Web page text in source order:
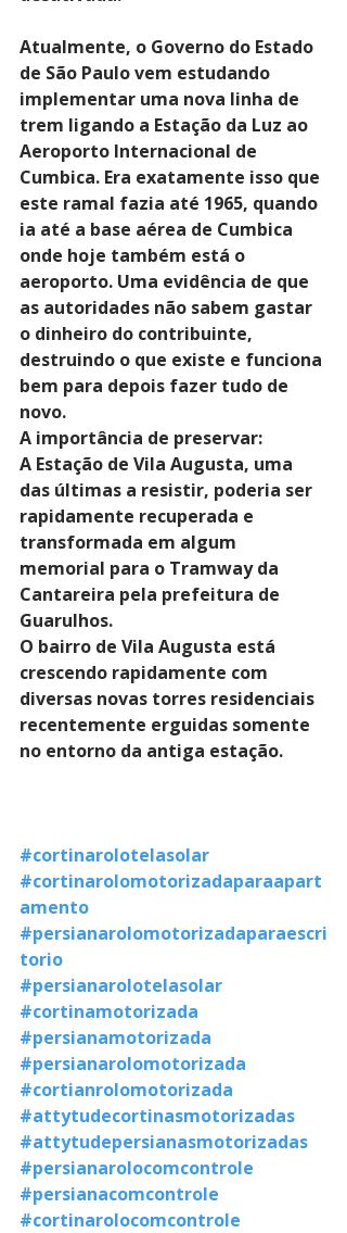
Atualmente, o Governo do Estado
de São Paulo vem estudando
implementar uma nova linha de
trem ligando a Estação da Luz ao
Aeroporto Internacional de
Cumbica. Era exatamente isso que
este ramal fazia até 1965, quando
ia até a base aérea de Cumbica
onde hoje também está o
aeroporto. Uma evidência de que
as autoridades não sabem gastar
o dinheiro do contribuinte,
destruindo o que existe e funciona
bem para depois fazer tudo de
novo.
A importância de preservar:
A Estação de Vila Augusta, uma
das últimas a resistir, poderia ser
rapidamente recuperada e
transformada em algum
memorial para o Tramway da
Cantareira pela prefeitura de
Guarulhos.
O bairro de Vila Augusta está
crescendo rapidamente com
diversas novas torres residenciais
recentemente erguidas somente
no entorno da antiga estação.
#cortinarolotelasolar
#cortinarolomotorizadaparaapart
amento
#persianarolomotorizadaparaescri
torio
#persianarolotelasolar
#cortinamotorizada
#persianamotorizada
#persianarolomotorizada
#cortianrolomotorizada
#attytudecortinasmotorizadas
#attytudepersianasmotorizadas
#persianarolocomcontrole
#persianacomcontrole
#cortinarolocomcontrole